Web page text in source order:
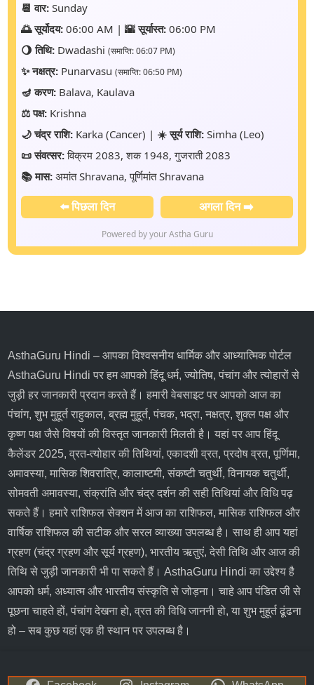
📆 वार: Sunday
🌅 सूर्योदय: 06:00 AM |🌇 सूर्यास्त: 06:00 PM
🌖 तिथि: Dwadashi(समाप्ति: 06:07 PM)
✨ नक्षत्र: Punarvasu(समाप्ति: 06:50 PM)
🪔 करण: Balava, Kaulava
⚖️ पक्ष: Krishna
🌙 चंद्र राशि: Karka (Cancer) | ☀️ सूर्य राशि: Simha (Leo)
📜 संवत्सर:विक्रम 2083, शक 1948, गुजराती 2083
📚 मास: अमांत Shravana, पूर्णिमांत Shravana
⬅️ पिछला दिन अगला दिन ➡️
Powered by your Astha Guru
AsthaGuru Hindi– आपका विश्वसनीय धार्मिक और आध्यात्मिक पोर्टल
AsthaGuru Hindi पर हम आपको हिंदू धर्म, ज्योतिष,पंचांगऔरत्योहारोंसे
जुड़ी हर जानकारी प्रदान करते हैं। हमारी वेबसाइट पर आपको आज का
पंचांग, शुभ मुहूर्त राहुकाल, ब्रह्म मुहूर्त, पंचक, भद्रा, नक्षत्र, शुक्ल पक्ष और
कृष्ण पक्ष जैसे विषयों की विस्तृत जानकारी मिलती है। यहां पर आप हिंदू
कैलेंडर 2025,व्रत-त्योहार की तिथियां,एकादशी व्रत, प्रदोष व्रत, पूर्णिमा,
अमावस्या, मासिक शिवरात्रि, कालाष्टमी, संकष्टी चतुर्थी, विनायक चतुर्थी,
सोमवती अमावस्या, संक्रांति और चंद्र दर्शन की सही तिथियां और विधि पढ़
सकते हैं। हमारेराशिफलसेक्शन मेंआज का राशिफल, मासिक राशिफल और
वार्षिक राशिफल की सटीक और सरल व्याख्या उपलब्ध है। साथ ही आप यहां
ग्रहण (चंद्र ग्रहण और सूर्य ग्रहण), भारतीय ऋतुएं, देसी तिथि और आज की
तिथि से जुड़ी जानकारी भी पा सकते हैं। AsthaGuru Hindi का उद्देश्य है
आपको धर्म, अध्यात्म और भारतीय संस्कृति से जोड़ना। चाहे आप पंडित जी से
पूछना चाहते हों, पंचांग देखना हो, व्रत की विधि जाननी हो, या शुभ मुहूर्त ढूंढना
हो – सब कुछ यहां एक ही स्थान पर उपलब्ध है।